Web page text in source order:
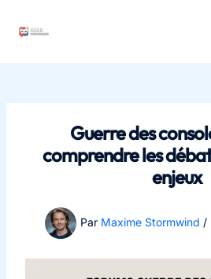
Guerre des
comprendre les
enjeux
Par Maxime Stormwind /